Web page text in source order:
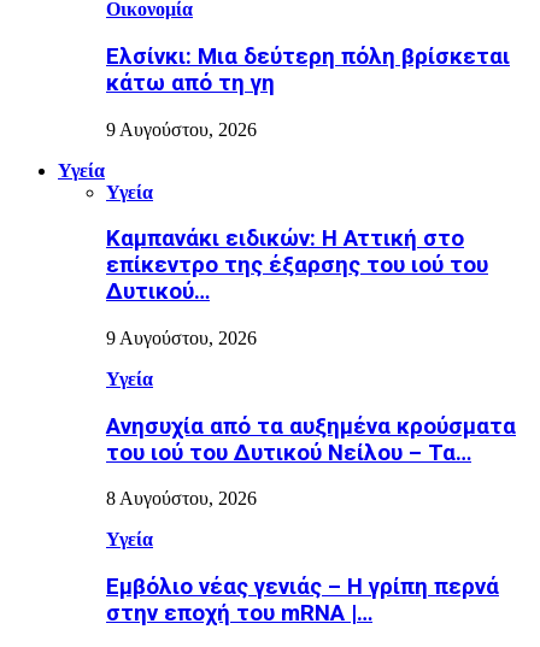
Οικονομία
Ελσίνκι: Mια δεύτερη πόλη βρίσκεται
κάτω από τη γη
9 Αυγούστου, 2026
Υγεία
Υγεία
Καμπανάκι ειδικών: Η Αττική στο
επίκεντρο της έξαρσης του ιού του
Δυτικού…
9 Αυγούστου, 2026
Υγεία
Ανησυχία από τα αυξημένα κρούσματα
του ιού του Δυτικού Νείλου – Τα…
8 Αυγούστου, 2026
Υγεία
Εµβόλιο νέας γενιάς – Η γρίπη περνά
στην εποχή του mRNA |…